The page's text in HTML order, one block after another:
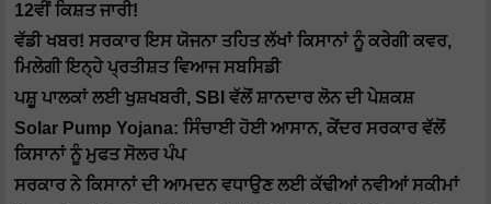
12ਵੀਂ ਕਿਸ਼ਤ ਜਾਰੀ!
ਵੱਡੀ ਖਬਰ! ਸਰਕਾਰ ਇਸ ਯੋਜਨਾ ਤਹਿਤ ਲੱਖਾਂ ਕਿਸਾਨਾਂ ਨੂੰ ਕਰੇਗੀ ਕਵਰ,
ਮਿਲੇਗੀ ਇਨ੍ਹੇ ਪ੍ਰਤੀਸ਼ਤ ਵਿਆਜ ਸਬਸਿਡੀ
ਪਸ਼ੂ ਪਾਲਕਾਂ ਲਈ ਖੁਸ਼ਖਬਰੀ, SBI ਵੱਲੋਂ ਸ਼ਾਨਦਾਰ ਲੋਨ ਦੀ ਪੇਸ਼ਕਸ਼
Solar Pump Yojana: ਸਿੰਚਾਈ ਹੋਈ ਆਸਾਨ, ਕੇਂਦਰ ਸਰਕਾਰ ਵੱਲੋਂ
ਕਿਸਾਨਾਂ ਨੂੰ ਮੁਫਤ ਸੋਲਰ ਪੰਪ
ਸਰਕਾਰ ਨੇ ਕਿਸਾਨਾਂ ਦੀ ਆਮਦਨ ਵਧਾਉਣ ਲਈ ਕੱਢੀਆਂ ਨਵੀਆਂ ਸਕੀਮਾਂ